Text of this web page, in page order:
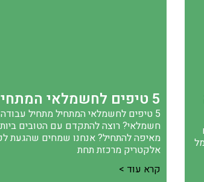
5 טיפים לחשמלאי המתחיל
5 טיפים לחשמלאי המתחיל מתחיל
חשמלאי? רוצה להתקדם עם הטובים
מאיפה להתחיל? אנחנו שמחים שהגעת
אלקטריק מרכזת תחת
קרא עוד >